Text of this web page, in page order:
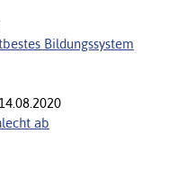
Bildungssystem
ab